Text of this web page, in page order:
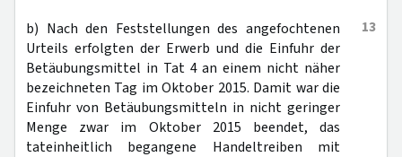
13
b) Nach den Feststellungen des angefochtenen
Urteils erfolgten der Erwerb und die Einfuhr der
Betäubungsmittel in Tat 4 an einem nicht näher
bezeichneten Tag im Oktober 2015. Damit war die
Einfuhr von Betäubungsmitteln in nicht geringer
Menge zwar im Oktober 2015 beendet, das
tateinheitlich begangene Handeltreiben mit